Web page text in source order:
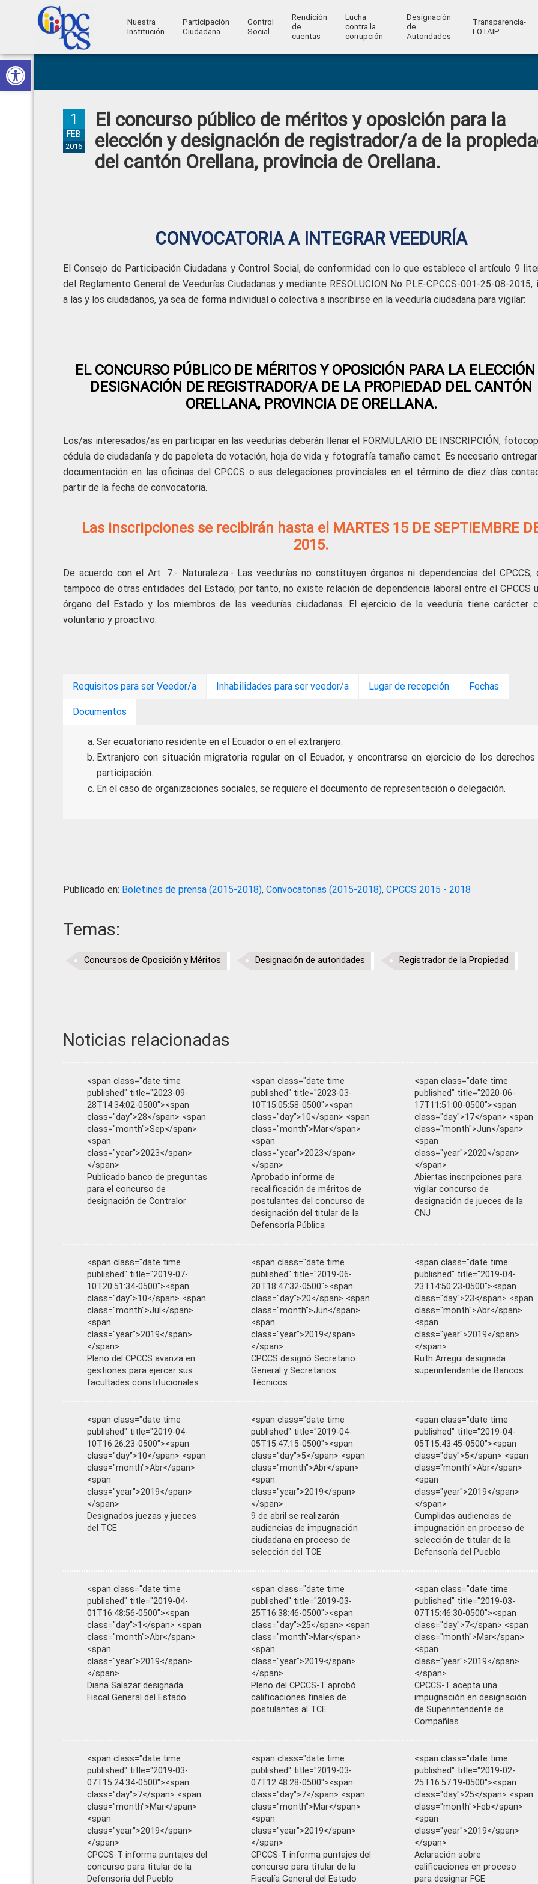
Abrir barra de herramientas
Skip
to
primary
Skip
to
main
Skip
to
primary
Skip
to
footer
Ciudadana
Control
Ciudadano
Nuestra
Institución
Participación
Ciudadana
Control
Social
Rendición
de
cuentas
Lucha
contra la
corrupción
Designación
de
Autoridades
Transparencia-
LOTAIP
El concurso público de méritos y oposición para la
elección y designación de registrador/a de la
del cantón Orellana, provincia de Orellana.
1
FEB
2016
CONVOCATORIA A INTEGRAR VEEDURÍA
El Consejo de Participación Ciudadana y Control Social, de conformidad con lo que establece el artículo 9
del Reglamento General de Veedurías Ciudadanas y mediante RESOLUCION No PLE-CPCCS-001-25-08-2015,
a las y los ciudadanos, ya sea de forma individual o colectiva a inscribirse en la veeduría ciudadana para vigilar:
EL CONCURSO PÚBLICO DE MÉRITOS Y OPOSICIÓN PARA LA ELECCIÓN
DESIGNACIÓN DE REGISTRADOR/A DE LA PROPIEDAD DEL CANTÓN
ORELLANA, PROVINCIA DE ORELLANA.
Los/as interesados/as en participar en las veedurías deberán llenar el FORMULARIO DE INSCRIPCIÓN,
cédula de ciudadanía y de papeleta de votación, hoja de vida y fotografía tamaño carnet. Es necesario
documentación en las oficinas del CPCCS o sus delegaciones provinciales en el término de diez días
partir de la fecha de convocatoria.
Las inscripciones se recibirán hasta el MARTES 15 DE SEPTIEMBRE
2015.
De acuerdo con el Art. 7.- Naturaleza.- Las veedurías no constituyen órganos ni dependencias del CPCCS,
tampoco de otras entidades del Estado; por tanto, no existe relación de dependencia laboral entre el CPCCS
órgano del Estado y los miembros de las veedurías ciudadanas. El ejercicio de la veeduría tiene carácter
voluntario y proactivo.
Requisitos para ser Veedor/a Inhabilidades para ser veedor/a Lugar de recepción Fechas
Documentos
Ser ecuatoriano residente en el Ecuador o en el extranjero.
Extranjero con situación migratoria regular en el Ecuador, y encontrarse en ejercicio de los derechos
participación.
En el caso de organizaciones sociales, se requiere el documento de representación o delegación.
Publicado en: Boletines de prensa (2015-2018), Convocatorias (2015-2018), CPCCS 2015 - 2018
Temas:
Concursos de Oposición y Méritos Designación de autoridades Registrador de la Propiedad
Noticias relacionadas
<span class="date time
published" title="2023-09-
28T14:34:02-0500"><span
class="day">28</span> <span
class="month">Sep</span>
<span
class="year">2023</span>
</span>
Publicado banco de preguntas
para el concurso de
designación de Contralor
<span class="date time
published" title="2023-03-
10T15:05:58-0500"><span
class="day">10</span> <span
class="month">Mar</span>
<span
class="year">2023</span>
</span>
Aprobado informe de
recalificación de méritos de
postulantes del concurso de
designación del titular de la
Defensoría Pública
<span class="date time
published" title="2020-06-
17T11:51:00-0500"><span
class="day">17</span> <span
class="month">Jun</span>
<span
class="year">2020</span>
</span>
Abiertas inscripciones para
vigilar concurso de
designación de jueces de la
CNJ
<span class="date time
published" title="2019-07-
10T20:51:34-0500"><span
class="day">10</span> <span
class="month">Jul</span>
<span
class="year">2019</span>
</span>
Pleno del CPCCS avanza en
gestiones para ejercer sus
facultades constitucionales
<span class="date time
published" title="2019-06-
20T18:47:32-0500"><span
class="day">20</span> <span
class="month">Jun</span>
<span
class="year">2019</span>
</span>
CPCCS designó Secretario
General y Secretarios
Técnicos
<span class="date time
published" title="2019-04-
23T14:50:23-0500"><span
class="day">23</span> <span
class="month">Abr</span>
<span
class="year">2019</span>
</span>
Ruth Arregui designada
superintendente de Bancos
<span class="date time
published" title="2019-04-
10T16:26:23-0500"><span
class="day">10</span> <span
class="month">Abr</span>
<span
class="year">2019</span>
</span>
Designados juezas y jueces
del TCE
<span class="date time
published" title="2019-04-
05T15:47:15-0500"><span
class="day">5</span> <span
class="month">Abr</span>
<span
class="year">2019</span>
</span>
9 de abril se realizarán
audiencias de impugnación
ciudadana en proceso de
selección del TCE
<span class="date time
published" title="2019-04-
05T15:43:45-0500"><span
class="day">5</span> <span
class="month">Abr</span>
<span
class="year">2019</span>
</span>
Cumplidas audiencias de
impugnación en proceso de
selección de titular de la
Defensoría del Pueblo
<span class="date time
published" title="2019-04-
01T16:48:56-0500"><span
class="day">1</span> <span
class="month">Abr</span>
<span
class="year">2019</span>
</span>
Diana Salazar designada
Fiscal General del Estado
<span class="date time
published" title="2019-03-
25T16:38:46-0500"><span
class="day">25</span> <span
class="month">Mar</span>
<span
class="year">2019</span>
</span>
Pleno del CPCCS-T aprobó
calificaciones finales de
postulantes al TCE
<span class="date time
published" title="2019-03-
07T15:46:30-0500"><span
class="day">7</span> <span
class="month">Mar</span>
<span
class="year">2019</span>
</span>
CPCCS-T acepta una
impugnación en designación
de Superintendente de
Compañías
<span class="date time
published" title="2019-03-
07T15:24:34-0500"><span
class="day">7</span> <span
class="month">Mar</span>
<span
class="year">2019</span>
</span>
CPCCS-T informa puntajes del
concurso para titular de la
Defensoría del Pueblo
<span class="date time
published" title="2019-03-
07T12:48:28-0500"><span
class="day">7</span> <span
class="month">Mar</span>
<span
class="year">2019</span>
</span>
CPCCS-T informa puntajes del
concurso para titular de la
Fiscalía General del Estado
<span class="date time
published" title="2019-02-
25T16:57:19-0500"><span
class="day">25</span> <span
class="month">Feb</span>
<span
class="year">2019</span>
</span>
Aclaración sobre
calificaciones en proceso
para designar FGE